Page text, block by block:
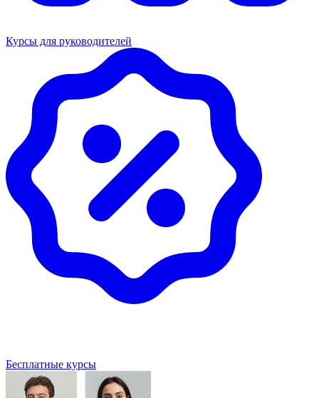
Курсы для руководителей
Бесплатные курсы